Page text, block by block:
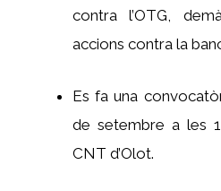
contra l’OTG,
accions contra la
Es fa una
de setembre a les
CNT d’Olot.